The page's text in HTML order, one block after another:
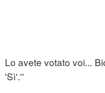
Lo avete votato voi...
'Sì'.''